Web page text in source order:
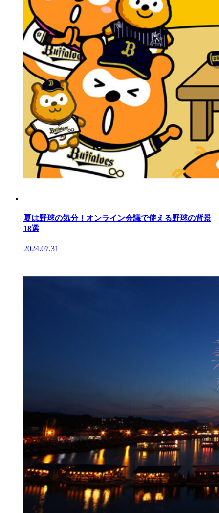
夏は野球の気分！オンライン会議で使える野球の背景
18選
2024.07.31